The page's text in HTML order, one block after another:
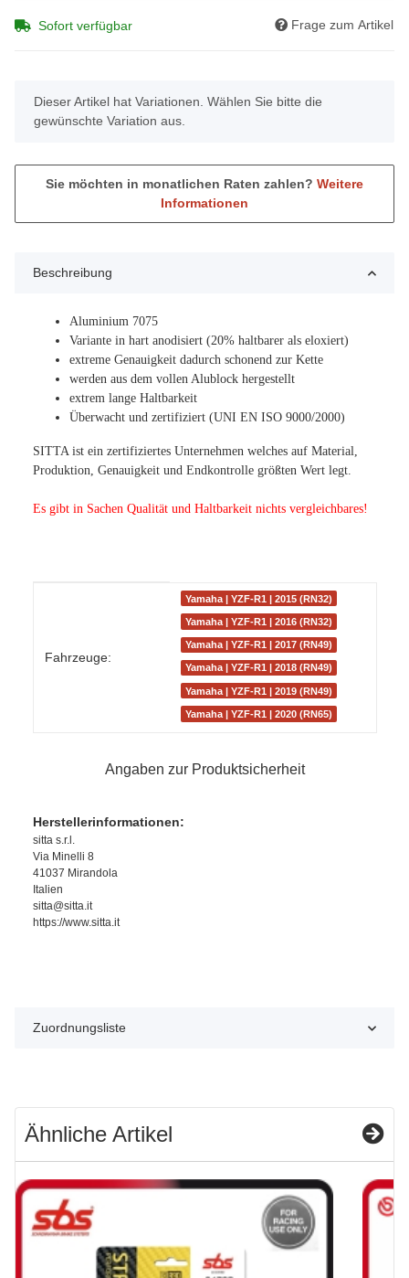
Sofort verfügbar Frage zum Artikel
x
Dieser Artikel hat Variationen. Wählen Sie bitte die
gewünschte Variation aus.
Sie möchten in monatlichen Raten zahlen? Weitere
Informationen
Beschreibung
Aluminium 7075
Variante in hart anodisiert (20% haltbarer als eloxiert)
extreme Genauigkeit dadurch schonend zur Kette
werden aus dem vollen Alublock hergestellt
extrem lange Haltbarkeit
Überwacht und zertifiziert (UNI EN ISO 9000/2000)
SITTAist ein zertifiziertes Unternehmen welches auf Material,
Produktion, Genauigkeit und Endkontrolle größten Wert legt.
Es gibt in Sachen Qualität und Haltbarkeit nichts vergleichbares!
Fahrzeuge:
Yamaha | YZF-R1 | 2015 (RN32)
Yamaha | YZF-R1 | 2016 (RN32)
Yamaha | YZF-R1 | 2017 (RN49)
Yamaha | YZF-R1 | 2018 (RN49)
Yamaha | YZF-R1 | 2019 (RN49)
Yamaha | YZF-R1 | 2020 (RN65)
Angaben zur Produktsicherheit
Herstellerinformationen:
sitta s.r.l.
Via Minelli 8
41037 Mirandola
Italien
sitta@sitta.it
https://www.sitta.it
Zuordnungsliste
Ähnliche Artikel